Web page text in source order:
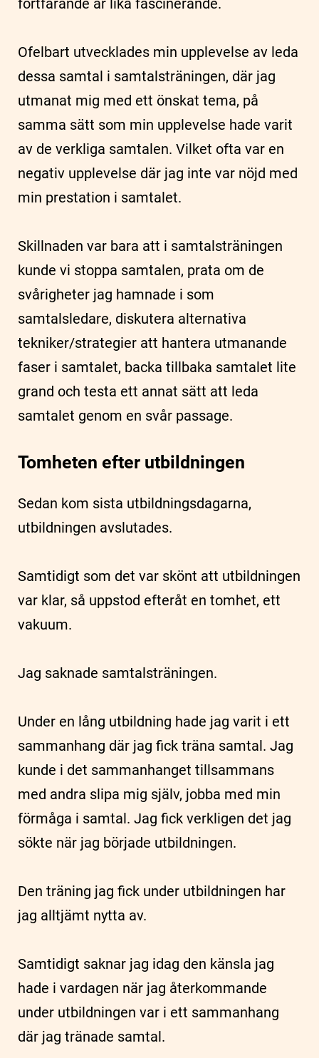
Ofelbart utvecklades min upplevelse av leda
dessa samtal i samtalsträningen, där jag
utmanat mig med ett önskat tema, på
samma sätt som min upplevelse hade varit
av de verkliga samtalen. Vilket ofta var en
negativ upplevelse där jag inte var nöjd med
min prestation i samtalet.
Skillnaden var bara att i samtalsträningen
kunde vi stoppa samtalen, prata om de
svårigheter jag hamnade i som
samtalsledare, diskutera alternativa
tekniker/strategier att hantera utmanande
faser i samtalet, backa tillbaka samtalet lite
grand och testa ett annat sätt att leda
samtalet genom en svår passage.
Tomheten efter utbildningen
Sedan kom sista utbildningsdagarna,
utbildningen avslutades.
Samtidigt som det var skönt att utbildningen
var klar, så uppstod efteråt en tomhet, ett
vakuum.
Jag saknade samtalsträningen.
Under en lång utbildning hade jag varit i ett
sammanhang där jag fick träna samtal. Jag
kunde i det sammanhanget tillsammans
med andra slipa mig själv, jobba med min
förmåga i samtal. Jag fick verkligen det jag
sökte när jag började utbildningen.
Den träning jag fick under utbildningen har
jag alltjämt nytta av.
Samtidigt saknar jag idag den känsla jag
hade i vardagen när jag återkommande
under utbildningen var i ett sammanhang
där jag tränade samtal.